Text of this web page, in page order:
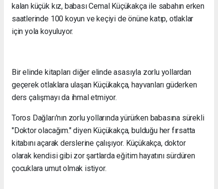
kalan küçük kız, babası Cemal Küçükakça ile sabahın erken
saatlerinde 100 koyun ve keçiyi de önüne katıp, otlaklar
için yola koyuluyor.
Bir elinde kitapları diğer elinde asasıyla zorlu yollardan
geçerek otlaklara ulaşan Küçükakça, hayvanları güderken
ders çalışmayı da ihmal etmiyor.
Toros Dağları'nın zorlu yollarında yürürken babasına sürekli
"Doktor olacağım." diyen Küçükakça, bulduğu her fırsatta
kitabını açarak derslerine çalışıyor. Küçükakça, doktor
olarak kendisi gibi zor şartlarda eğitim hayatını sürdüren
çocuklara umut olmak istiyor.